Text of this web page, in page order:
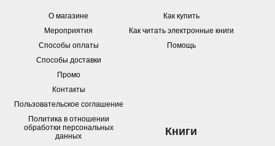
О магазине
Мероприятия
Способы оплаты
Способы доставки
Промо
Контакты
Пользовательское соглашение
Политика в отношении
обработки персональных
данных
Как купить
Как читать электронные книги
Помощь
Книги